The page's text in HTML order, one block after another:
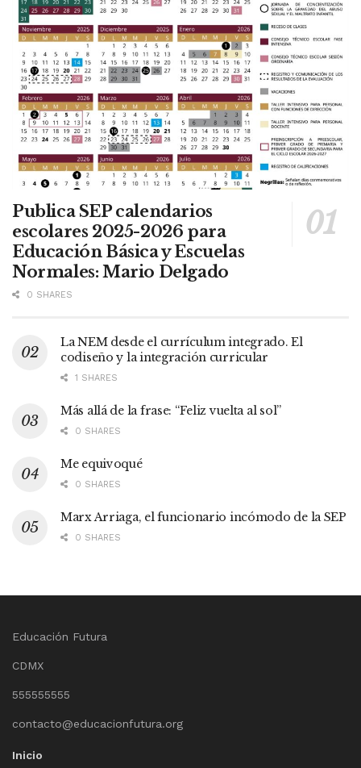
Publica SEP calendarios
escolares 2025-2026 para
Educación Básica y Escuelas
Normales: Mario Delgado
0 SHARES
La NEM desde el currículum integrado. El
codiseño y la integración curricular
1 SHARES
Más allá de la frase: “Feliz vuelta al sol”
0 SHARES
Me equivoqué
0 SHARES
Marx Arriaga, el funcionario incómodo de la SEP
0 SHARES
Educación Futura
CDMX
555555555
contacto@educacionfutura.org
Inicio